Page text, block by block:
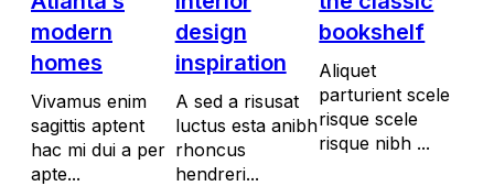
modern
homes
Vivamus enim
sagittis aptent
hac mi dui a per
apte...
design
inspiration
A sed a risusat
luctus esta anibh
rhoncus
hendreri...
bookshelf
Aliquet
parturient scele
risque scele
risque nibh ...